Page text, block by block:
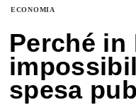
ECONOMIA
Perché in
spesa